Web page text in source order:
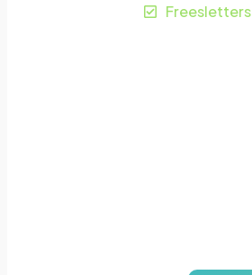
Freesletters